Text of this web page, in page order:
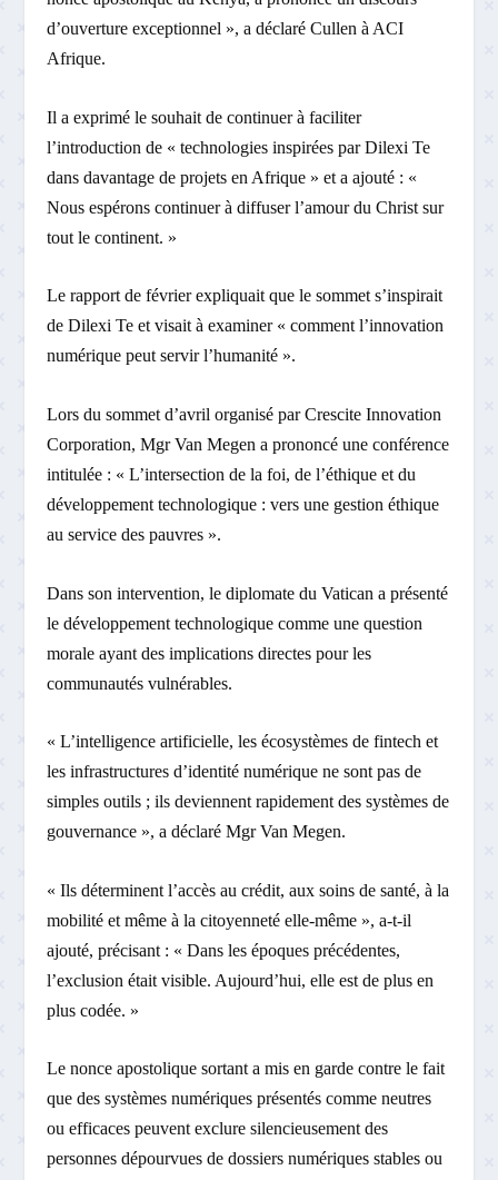
d’ouverture exceptionnel », a déclaré Cullen à ACI
Afrique.
Il a exprimé le souhait de continuer à faciliter
l’introduction de « technologies inspirées par Dilexi Te
dans davantage de projets en Afrique » et a ajouté : «
Nous espérons continuer à diffuser l’amour du Christ sur
tout le continent. »
Le rapport de février expliquait que le sommet s’inspirait
de Dilexi Te et visait à examiner « comment l’innovation
numérique peut servir l’humanité ».
Lors du sommet d’avril organisé par Crescite Innovation
Corporation, Mgr Van Megen a prononcé une conférence
intitulée : « L’intersection de la foi, de l’éthique et du
développement technologique : vers une gestion éthique
au service des pauvres ».
Dans son intervention, le diplomate du Vatican a présenté
le développement technologique comme une question
morale ayant des implications directes pour les
communautés vulnérables.
« L’intelligence artificielle, les écosystèmes de fintech et
les infrastructures d’identité numérique ne sont pas de
simples outils ; ils deviennent rapidement des systèmes de
gouvernance », a déclaré Mgr Van Megen.
« Ils déterminent l’accès au crédit, aux soins de santé, à la
mobilité et même à la citoyenneté elle-même », a-t-il
ajouté, précisant : « Dans les époques précédentes,
l’exclusion était visible. Aujourd’hui, elle est de plus en
plus codée. »
Le nonce apostolique sortant a mis en garde contre le fait
que des systèmes numériques présentés comme neutres
ou efficaces peuvent exclure silencieusement des
personnes dépourvues de dossiers numériques stables ou